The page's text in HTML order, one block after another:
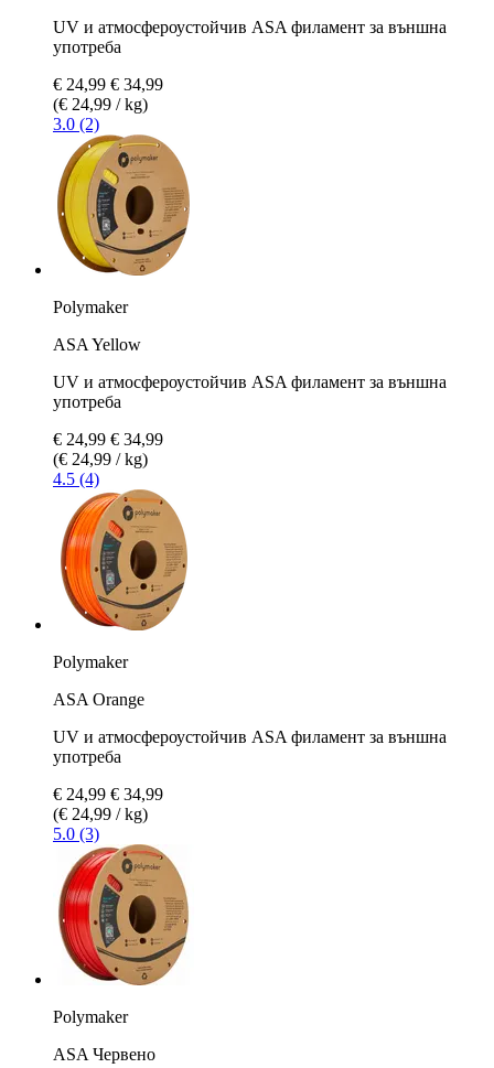
UV и атмосфероустойчив ASA филамент за външна
употреба
€ 24,99 € 34,99
(€ 24,99 / kg)
3.0 (2)
Polymaker
ASA Yellow
UV и атмосфероустойчив ASA филамент за външна
употреба
€ 24,99 € 34,99
(€ 24,99 / kg)
4.5 (4)
Polymaker
ASA Orange
UV и атмосфероустойчив ASA филамент за външна
употреба
€ 24,99 € 34,99
(€ 24,99 / kg)
5.0 (3)
Polymaker
ASA Червено